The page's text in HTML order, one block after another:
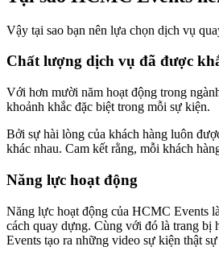
Vậy tại sao bạn nên lựa chọn dịch vụ
Chất lượng dịch vụ đã được
Với hơn mười năm hoạt động trong
khoảnh khắc đặc biệt trong mỗi sự kiện.
Bởi sự hài lòng của khách hàng luôn
khác nhau. Cam kết rằng, mỗi khách
Năng lực hoạt động
Năng lực hoạt động của HCMC Events
cách quay dựng. Cùng với đó là trang
Events tạo ra những video sự kiện thật